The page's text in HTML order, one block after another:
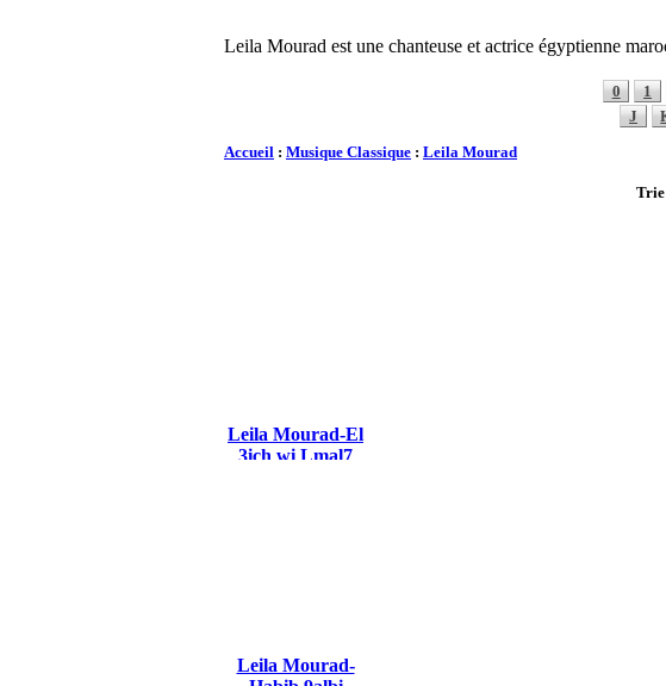
Leila Mourad est une chanteuse et actrice égyptienne
0 1
J
Accueil : Musique Classique : Leila Mourad
Leila Mourad-El
3ich wi Lmal7
Leila Mourad-